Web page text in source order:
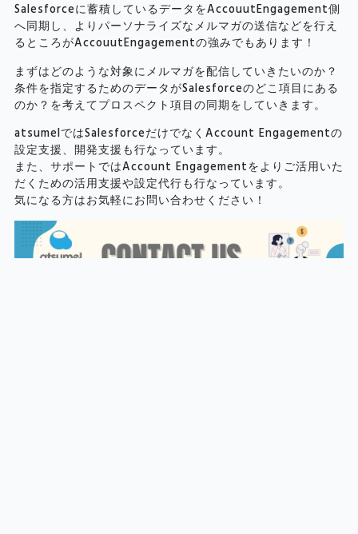
Salesforceに蓄積しているデータをAccouutEngagement側
へ同期し、よりパーソナライズなメルマガの送信などを行え
るところがAccouutEngagementの強みでもあります！
まずはどのような対象にメルマガを配信していきたいのか？
条件を指定するためのデータがSalesforceのどこ項目にある
のか？を考えてプロスペクト項目の同期をしていきます。
atsumelではSalesforceだけでなくAccount Engagementの
設定支援、開発支援も行なっています。
また、サポートではAccount Engagementをよりご活用いた
だくための活用支援や設定代行も行なっています。
気になる方はお気軽にお問い合わせください！